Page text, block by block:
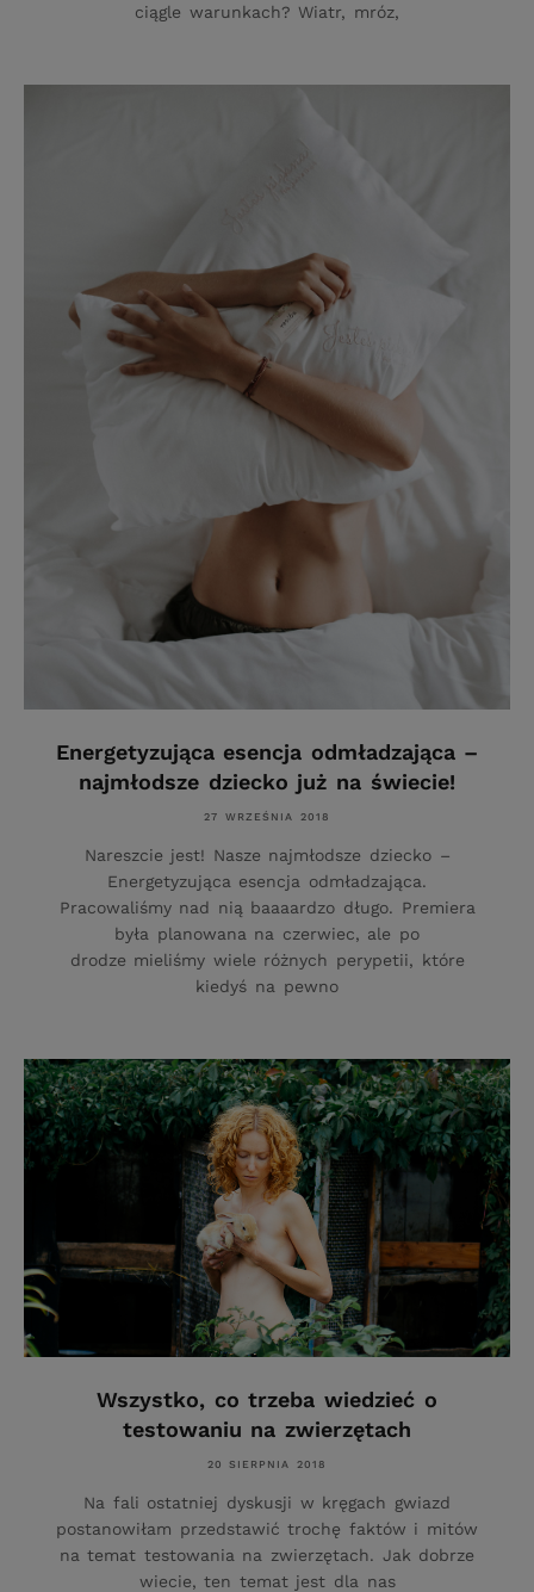
ciągle warunkach? Wiatr, mróz,
Energetyzująca esencja odmładzająca –
najmłodsze dziecko już na świecie!
27 WRZEŚNIA 2018
Nareszcie jest! Nasze najmłodsze dziecko –
Energetyzująca esencja odmładzająca.
Pracowaliśmy nad nią baaaardzo długo. Premiera
była planowana na czerwiec, ale po
drodze mieliśmy wiele różnych perypetii, które
kiedyś na pewno
Wszystko, co trzeba wiedzieć o
testowaniu na zwierzętach
20 SIERPNIA 2018
Na fali ostatniej dyskusji w kręgach gwiazd
postanowiłam przedstawić trochę faktów i mitów
na temat testowania na zwierzętach. Jak dobrze
wiecie, ten temat jest dla nas